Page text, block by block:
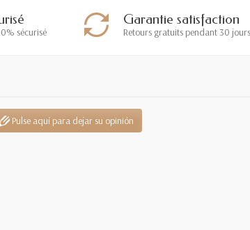
sécurisé
Garantie satisfaction
Retours gratuits pendant 30 jours
Pulse aquí para dejar su opinión